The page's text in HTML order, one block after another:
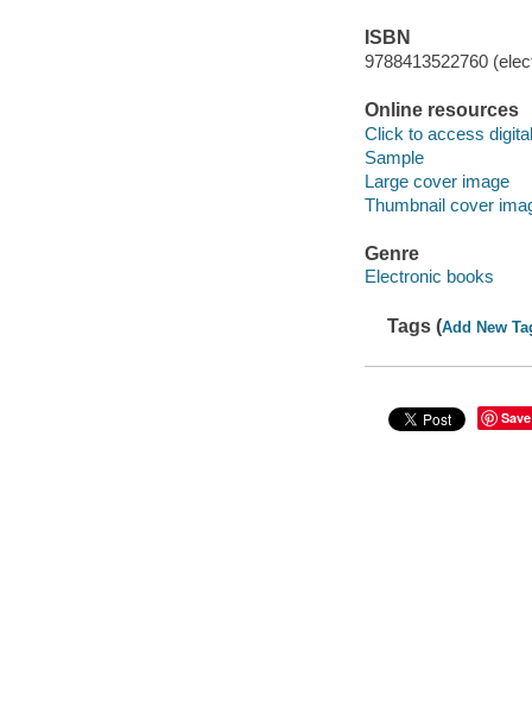
ISBN
9788413522760
Online resources
Click to access
Sample
Large cover image
Thumbnail cover
Genre
Electronic books
Tags (Add New
Save